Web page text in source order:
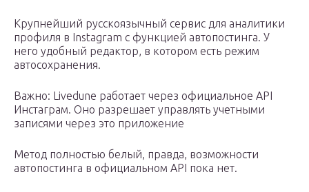
Крупнейший русскоязычный сервис для аналитики
профиля в Instagram с функцией автопостинга. У
него удобный редактор, в котором есть режим
автосохранения.
Важно: Livedune работает через официальное API
Инстаграм. Оно разрешает управлять учетными
записями через это приложение
Метод полностью белый, правда, возможности
автопостинга в официальном API пока нет.